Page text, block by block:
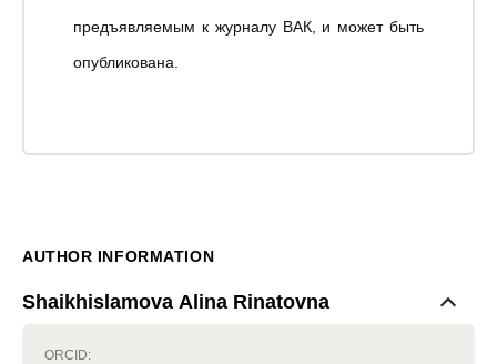
предъявляемым к журналу ВАК, и может быть
опубликована.
AUTHOR INFORMATION
Shaikhislamova Alina Rinatovna
ORCID: